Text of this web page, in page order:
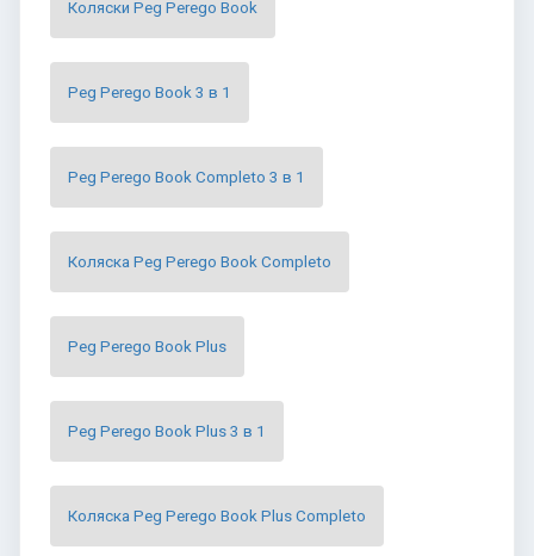
Коляски Peg Perego Book
Peg Perego Book 3 в 1
Peg Perego Book Completo 3 в 1
Коляска Peg Perego Book Completo
Peg Perego Book Plus
Peg Perego Book Plus 3 в 1
Коляска Peg Perego Book Plus Completo